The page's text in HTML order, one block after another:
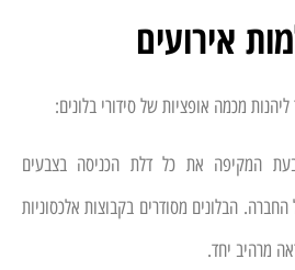
אירועים
מכמה אופציות של סידורי בלונים:
המקיפה את כל דלת הכניסה בצבעים
הבלונים מסודרים בקבוצות אלכסוניות
מרהיב יחד.